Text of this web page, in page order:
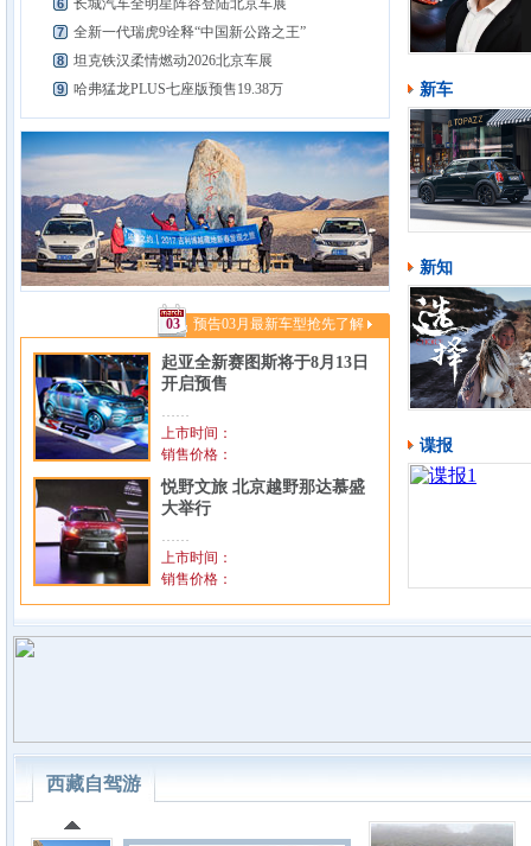
6 长城汽车全明星阵容登陆北京车展
7 全新一代瑞虎9诠释“中国新公路之王”
8 坦克铁汉柔情燃动2026北京车展
9 哈弗猛龙PLUS七座版预售19.38万
03 预告03月最新车型抢先了解
起亚全新赛图斯将于8月13日
开启预售
……
上市时间：
销售价格：
悦野文旅 北京越野那达慕盛
大举行
……
上市时间：
销售价格：
新车
新知
谍报
西藏自驾游